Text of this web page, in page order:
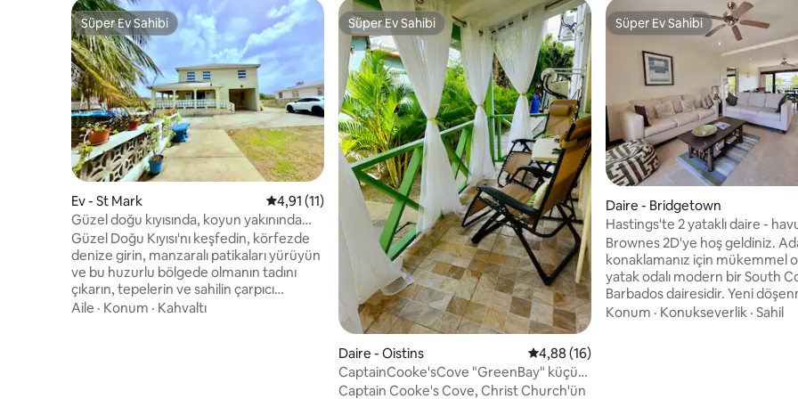
Süper Ev Sahibi
Süper Ev Sahibi
Ev - St Mark 5 üzerinden ortalama 4,91 puan, 11 değerlendirme
4,91 (11)
Güzel doğu kıyısında, koyun yakınında
geniş bir ev.
Güzel Doğu Kıyısı'nı keşfedin, körfezde
denize girin, manzaralı patikaları yürüyün
ve bu huzurlu bölgede olmanın tadını
çıkarın, tepelerin ve sahilin çarpıcı
manzarasını seyredin. Plaja 10 dakika
Aile · Konum · Kahvaltı
Süper Ev Sahibi
Süper Ev Sahibi
Daire - Oistins 5 üzerinden ortalama 4,88 puan, 16
4,88 (16)
CaptainCooke'sCove "GreenBay" küçük
ve rahat stüdyo
Captain Cooke's Cove, Christ Church'ün
Süper Ev Sahibi
Süper Ev Sahibi
Daire - Bridgetown
Hastings'te 2 yataklı daire -
salonu ve plaja yakın
Brownes 2D'ye hoş geldiniz.
konaklamanız için mükemmel
yatak odalı modern bir South
Barbados dairesidir. Yeni
dairede aydınlık açık planlı bir
Konum · Konukseverlik · Sahil